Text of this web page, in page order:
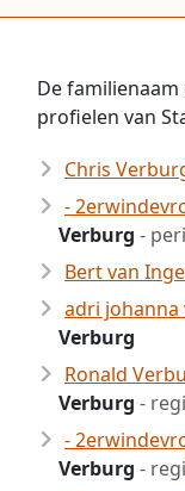
De
profielen van
Chris
-
Verburg -
Bert van
adri
Verburg
Ronald
Verburg -
-
Verburg -